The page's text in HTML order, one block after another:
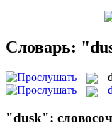
Словарь:
"dusk":